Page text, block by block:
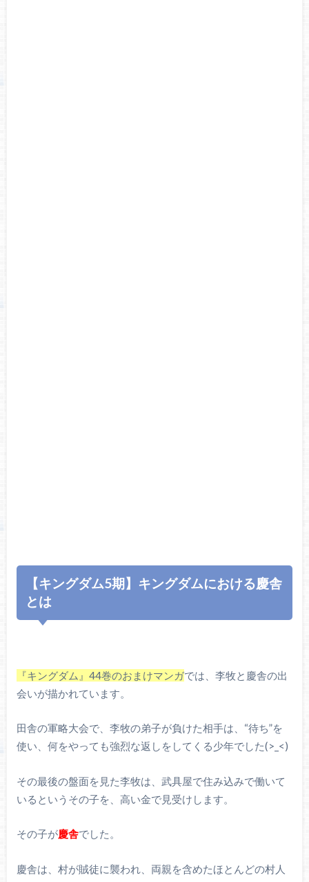
【キングダム5期】キングダムにおける慶舎
とは
『キングダム』44巻のおまけマンガでは、李牧と慶舎の出
会いが描かれています。
田舎の軍略大会で、李牧の弟子が負けた相手は、“待ち”を
使い、何をやっても強烈な返しをしてくる少年でした(>_<)
その最後の盤面を見た李牧は、武具屋で住み込みで働いて
いるというその子を、高い金で見受けします。
その子が慶舎でした。
慶舎は、村が賊徒に襲われ、両親を含めたほとんどの村人